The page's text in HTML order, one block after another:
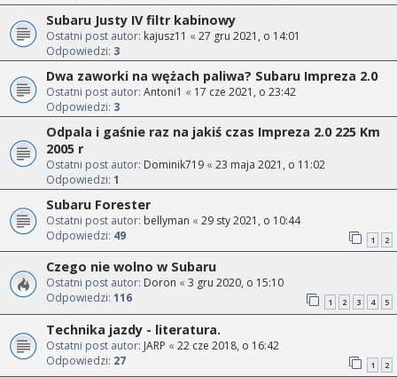
Subaru Justy IV filtr kabinowy
Ostatni post autor: kajusz11 « 27 gru 2021, o 14:01
Odpowiedzi: 3
Dwa zaworki na wężach paliwa? Subaru Impreza 2.0
Ostatni post autor: Antoni1 « 17 cze 2021, o 23:42
Odpowiedzi: 3
Odpala i gaśnie raz na jakiś czas Impreza 2.0 225 Km
2005 r
Ostatni post autor: Dominik719 « 23 maja 2021, o 11:02
Odpowiedzi: 1
Subaru Forester
Ostatni post autor: bellyman « 29 sty 2021, o 10:44
Odpowiedzi: 49 1 2
Czego nie wolno w Subaru
Ostatni post autor: Doron « 3 gru 2020, o 15:10
Odpowiedzi: 116 1 2 3 4 5
Technika jazdy - literatura.
Ostatni post autor: JARP « 22 cze 2018, o 16:42
Odpowiedzi: 27 1 2